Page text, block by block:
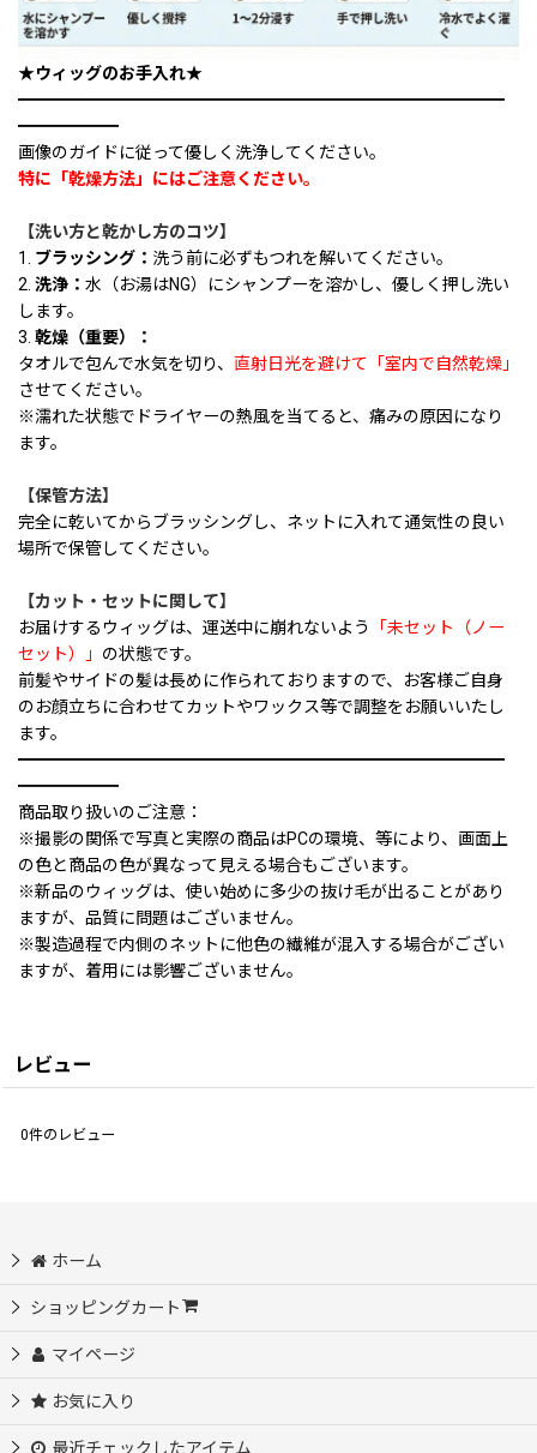
★ウィッグのお手入れ★
━━━━━━━━━━━━━━━━━━━━━━━━━━━━━
━━━━━━
画像のガイドに従って優しく洗浄してください。
特に「乾燥方法」にはご注意ください。
【洗い方と乾かし方のコツ】
1. ブラッシング： 洗う前に必ずもつれを解いてください。
2. 洗浄： 水（お湯はNG）にシャンプーを溶かし、優しく押し洗い
します。
3. 乾燥（重要）：
タオルで包んで水気を切り、 直射日光を避けて「室内で自然乾燥」
させてください。
※濡れた状態でドライヤーの熱風を当てると、痛みの原因になり
ます。
【保管方法】
完全に乾いてからブラッシングし、ネットに入れて通気性の良い
場所で保管してください。
【カット・セットに関して】
お届けするウィッグは、運送中に崩れないよう
「未セット（ノー
セット）」 の状態です。
前髪やサイドの髪は長めに作られておりますので、お客様ご自身
のお顔立ちに合わせてカットやワックス等で調整をお願いいたし
ます。
━━━━━━━━━━━━━━━━━━━━━━━━━━━━━
━━━━━━
商品取り扱いのご注意：
※撮影の関係で写真と実際の商品はPCの環境、等により、画面上
の色と商品の色が異なって見える場合もございます。
※新品のウィッグは、使い始めに多少の抜け毛が出ることがあり
ますが、品質に問題はございません。
※製造過程で内側のネットに他色の繊維が混入する場合がござい
ますが、着用には影響ございません。
レビュー
0件のレビュー
ホーム
ショッピングカート
マイページ
お気に入り
最近チェックしたアイテム